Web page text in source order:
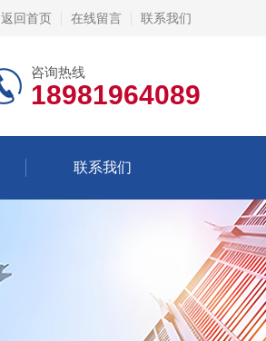
返回首页 在线留言 联系我们
咨询热线
18981964089
联系我们